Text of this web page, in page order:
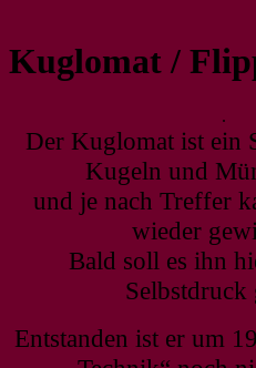
Kuglomat /
.
Der Kuglomat ist ein
Kugeln und
und je nach Treffer
wieder
Bald soll es ihn
Selbstdruck
Entstanden ist er um